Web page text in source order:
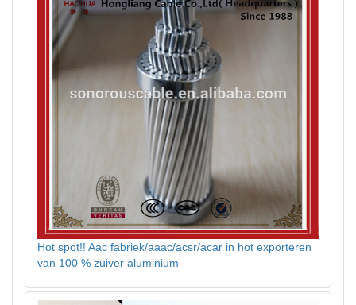
Hot spot!! Aac fabriek/aaac/acsr/acar in hot exporteren
van 100 % zuiver aluminium